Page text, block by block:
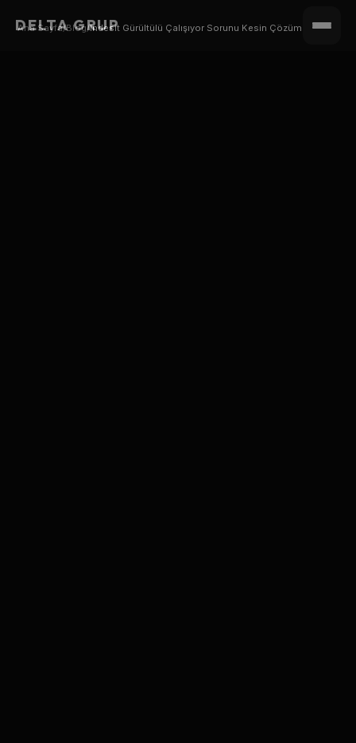
DELTA GRUP
Ana Sayfa/Blog/Indesit Gürültülü Çalışıyor Sorunu Kesin Çözüm